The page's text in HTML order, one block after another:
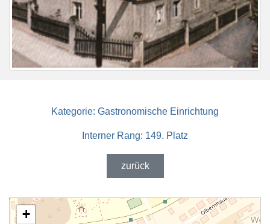
Kategorie: Gastronomische Einrichtung
Interner Rang: 149. Platz
zurück
+